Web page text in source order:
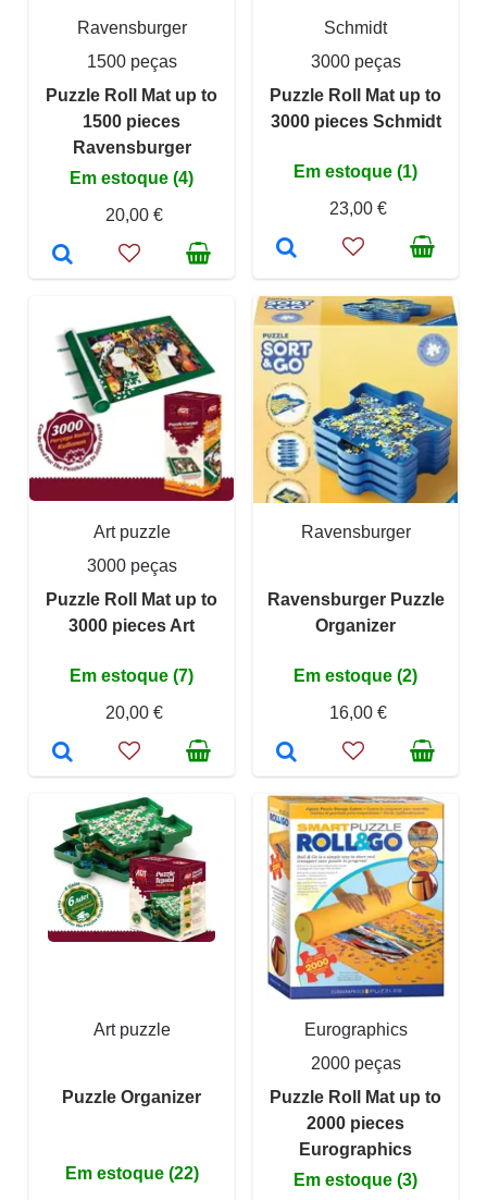
Ravensburger
1500 peças
Puzzle Roll Mat up to
1500 pieces
Ravensburger
Em estoque (4)
20,00 €
Schmidt
3000 peças
Puzzle Roll Mat up to
3000 pieces Schmidt
Em estoque (1)
23,00 €
Art puzzle
3000 peças
Puzzle Roll Mat up to
3000 pieces Art
Em estoque (7)
20,00 €
Ravensburger
Ravensburger Puzzle
Organizer
Em estoque (2)
16,00 €
Art puzzle
Puzzle Organizer
Em estoque (22)
Eurographics
2000 peças
Puzzle Roll Mat up to
2000 pieces
Eurographics
Em estoque (3)